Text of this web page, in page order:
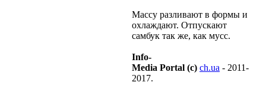
Массу разливают в формы и
охлаждают. Отпускают
самбук так же, как мусс.
Info-
Media Portal (c) ch.ua - 2011-
2017.